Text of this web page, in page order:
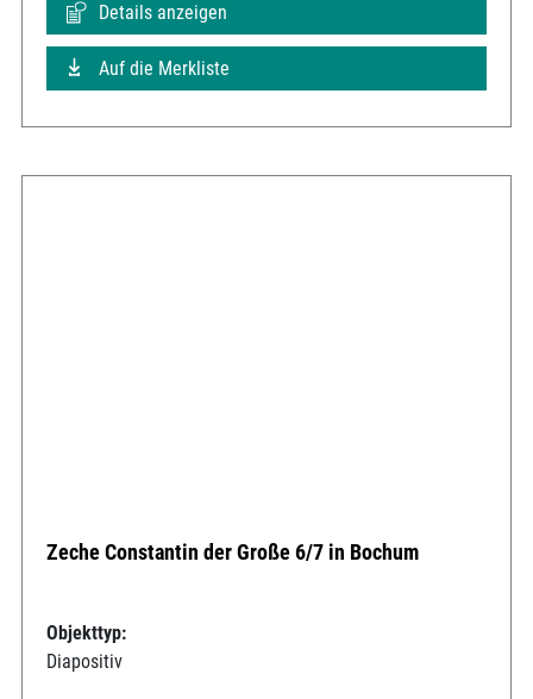
Details anzeigen
Auf die Merkliste
Zeche Constantin der Große 6/7 in Bochum
Objekttyp:
Diapositiv